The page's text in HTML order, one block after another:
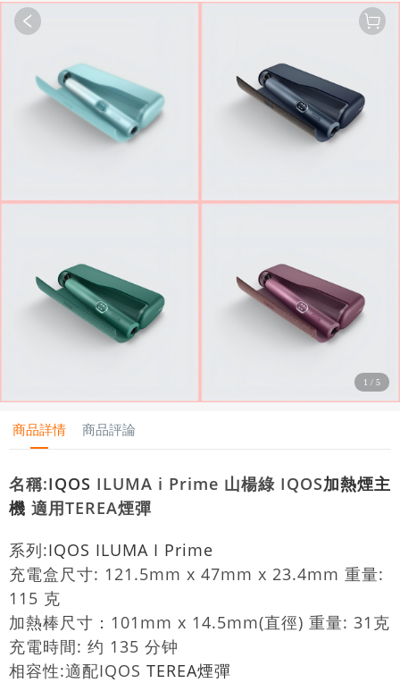
1 / 5
商品詳情 商品評論
名稱:IQOS ILUMA i Prime 山楊綠 IQOS加熱煙主
機 適用TEREA煙彈
系列:IQOS ILUMA I Prime
充電盒尺寸: 121.5mm x 47mm x 23.4mm 重量:
115 克
加熱棒尺寸：101mm x 14.5mm(直徑) 重量: 31克
充電時間: 约 135 分钟
相容性:適配IQOS TEREA煙彈